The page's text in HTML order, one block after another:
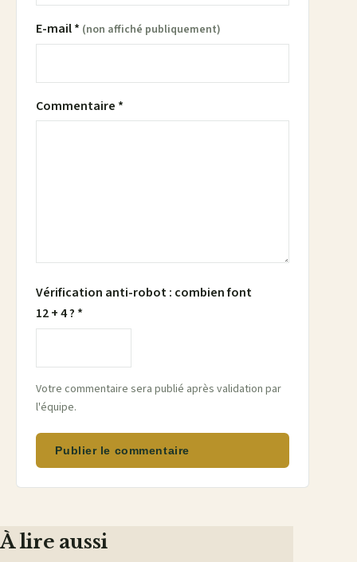
E-mail * (non affiché publiquement)
Commentaire *
Vérification anti-robot : combien font
12 + 4 ? *
Votre commentaire sera publié après validation par
l'équipe.
Publier le commentaire
À lire aussi